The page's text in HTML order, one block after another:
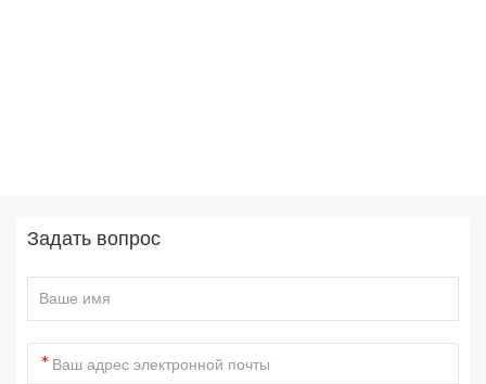
Задать вопрос